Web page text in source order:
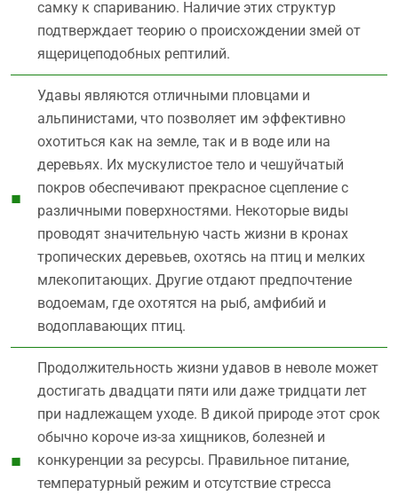
самку к спариванию. Наличие этих структур
подтверждает теорию о происхождении змей от
ящерицеподобных рептилий.
Удавы являются отличными пловцами и
альпинистами, что позволяет им эффективно
охотиться как на земле, так и в воде или на
деревьях. Их мускулистое тело и чешуйчатый
покров обеспечивают прекрасное сцепление с
различными поверхностями. Некоторые виды
проводят значительную часть жизни в кронах
тропических деревьев, охотясь на птиц и мелких
млекопитающих. Другие отдают предпочтение
водоемам, где охотятся на рыб, амфибий и
водоплавающих птиц.
Продолжительность жизни удавов в неволе может
достигать двадцати пяти или даже тридцати лет
при надлежащем уходе. В дикой природе этот срок
обычно короче из-за хищников, болезней и
конкуренции за ресурсы. Правильное питание,
температурный режим и отсутствие стресса